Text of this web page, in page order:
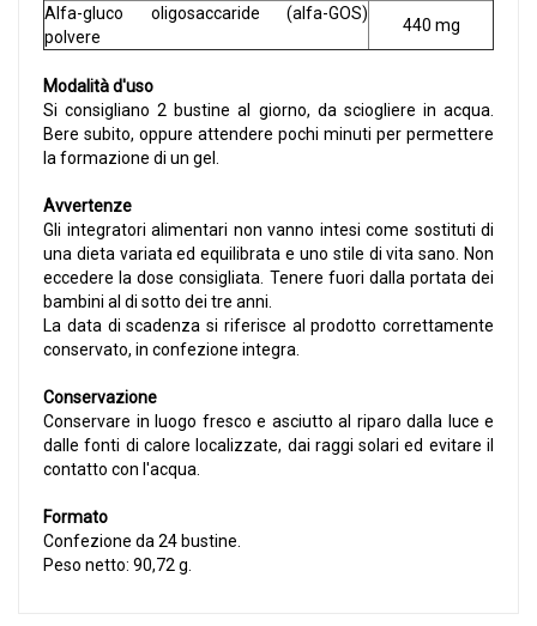
Alfa-gluco oligosaccaride (alfa-GOS)
polvere
440 mg
Modalità d'uso
Si consigliano 2 bustine al giorno, da sciogliere in acqua.
Bere subito, oppure attendere pochi minuti per permettere
la formazione di un gel.
Avvertenze
Gli integratori alimentari non vanno intesi come sostituti di
una dieta variata ed equilibrata e uno stile di vita sano. Non
eccedere la dose consigliata. Tenere fuori dalla portata dei
bambini al di sotto dei tre anni.
La data di scadenza si riferisce al prodotto correttamente
conservato, in confezione integra.
Conservazione
Conservare in luogo fresco e asciutto al riparo dalla luce e
dalle fonti di calore localizzate, dai raggi solari ed evitare il
contatto con l'acqua.
Formato
Confezione da 24 bustine.
Peso netto: 90,72 g.